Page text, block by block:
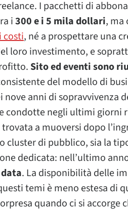
I pacchetti di
i300 e i 5 mila dollari, ma
costi, né a prospettare una
loro investimento, e
Sito ed eventi sono
del modello di
anni di sopravvivenza
condotte negli ultimi giorni
a muoversi dopo
cluster di pubblico, sia la
dedicata: nell’ultimo
. La disponibilità delle
temi è meno estesa di
quando ci si accorge